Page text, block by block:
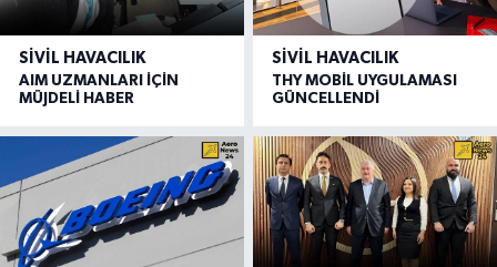
SIVIL HAVACILIK
AIM UZMANLARI İÇİN
MÜJDELİ HABER
SIVIL HAVACILIK
THY MOBİL UYGULAMASI
GÜNCELLENDİ